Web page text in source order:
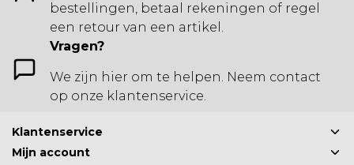
bestellingen, betaal rekeningen of regel
een retour van een artikel.
Vragen?
We zijn hier om te helpen. Neem contact
op onze klantenservice.
Klantenservice
Mijn account